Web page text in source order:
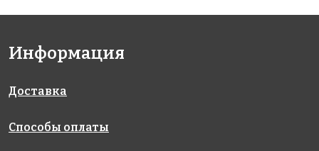
AKS041
Информация
Доставка
Способы оплаты